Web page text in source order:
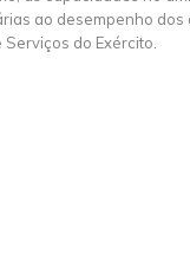
ao desempenho
Serviços do Exército.